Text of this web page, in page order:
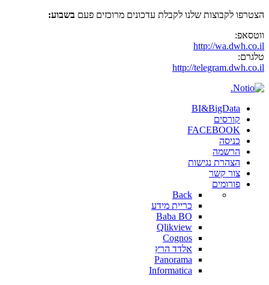
הצטרפו לקבוצות שלנו לקבלת עדכונים מרוכזים פעם בשבוע:
ווטסאפ:
http://wa.dwh.co.il
טלגרם:
http://telegram.dwh.co.il
BI&BigData
קורסים
FACEBOOK
כניסה
הרשמה
הצהרת נגישות
צור קשר
פורומים
Back
כריית מידע
Baba BO
Qlikview
Cognos
אלדד הרץ
Panorama
Informatica